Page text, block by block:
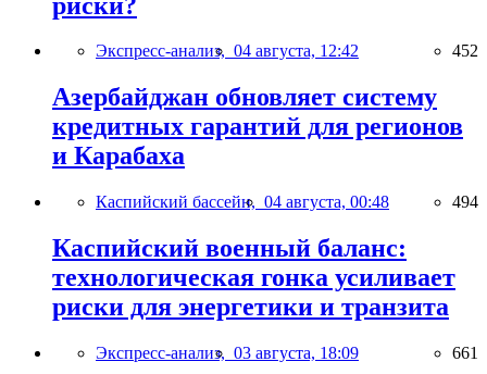
Экспресс-анализ, 04 августа, 12:42 452
Азербайджан обновляет систему
кредитных гарантий для регионов
и Карабаха
Каспийский бассейн, 04 августа, 00:48 494
Каспийский военный баланс:
технологическая гонка усиливает
риски для энергетики и транзита
Экспресс-анализ, 03 августа, 18:09 661